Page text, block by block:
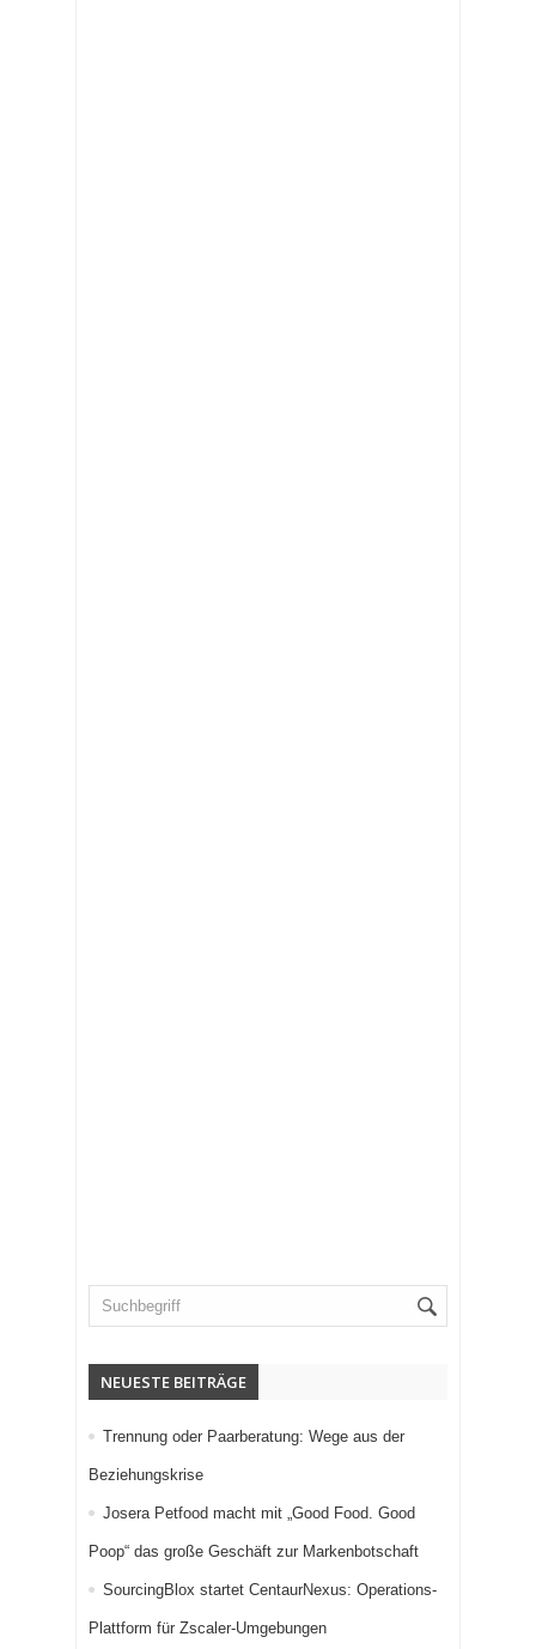
NEUESTE BEITRÄGE
Trennung oder Paarberatung: Wege aus der
Beziehungskrise
Josera Petfood macht mit „Good Food. Good
Poop“ das große Geschäft zur Markenbotschaft
SourcingBlox startet CentaurNexus: Operations-
Plattform für Zscaler-Umgebungen